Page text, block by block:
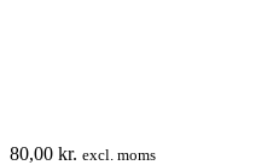
80,00 kr. excl. moms